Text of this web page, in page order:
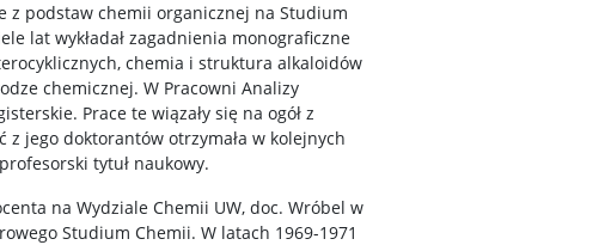
z podstaw chemii organicznej na Studium
lat wykładał zagadnienia monograficzne
chemia i struktura alkaloidów
chemicznej. W Pracowni Analizy
Prace te wiązały się na ogół z
jego doktorantów otrzymała w kolejnych
tytuł naukowy.
na Wydziale Chemii UW, doc. Wróbel w
Studium Chemii. W latach 1969-1971